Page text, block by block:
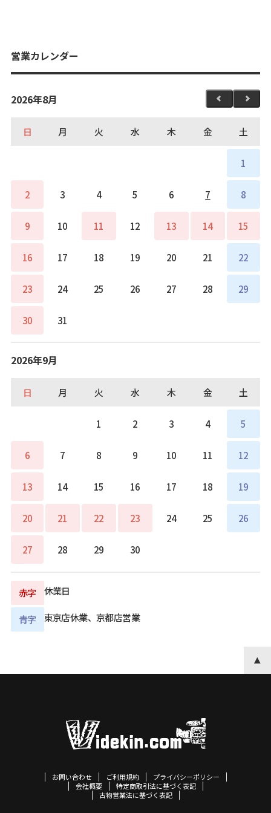
営業カレンダー
2026年8月
日 月 火 水 木 金 土
1
2 3 4 5 6 7 8
9 10 11 12 13 14 15
16 17 18 19 20 21 22
23 24 25 26 27 28 29
30 31
2026年9月
日 月 火 水 木 金 土
1 2 3 4 5
6 7 8 9 10 11 12
13 14 15 16 17 18 19
20 21 22 23 24 25 26
27 28 29 30
赤字 休業日
青字 東京店休業、京都店営業
お問い合わせ ご利用規約
プライバシーポリシー
会社概要
特定商取引法に基づく表記
古物営業法に基づく表記